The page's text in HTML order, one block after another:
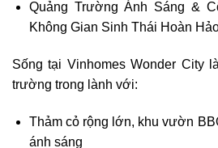
Quảng Trường Ánh Sáng &
Không Gian Sinh Thái Hoàn
Sống tại Vinhomes Wonder City
trường trong lành với:
Thảm cỏ rộng lớn, khu vườn
ánh sáng